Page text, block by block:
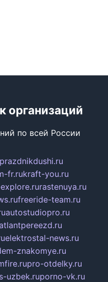
организаций
по всей России
prazdnikdushi.ru
fr.rukraft-you.ru
rastenuya.ru
freeride-team.ru
autostudiopro.ru
elektrostal-news.ru
znakomye.ru
pro-otdelky.ru
uzbek.ruporno-vk.ru